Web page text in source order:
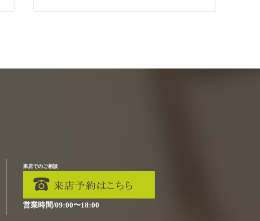
来店でのご相談
営業時間/09:00〜18:00